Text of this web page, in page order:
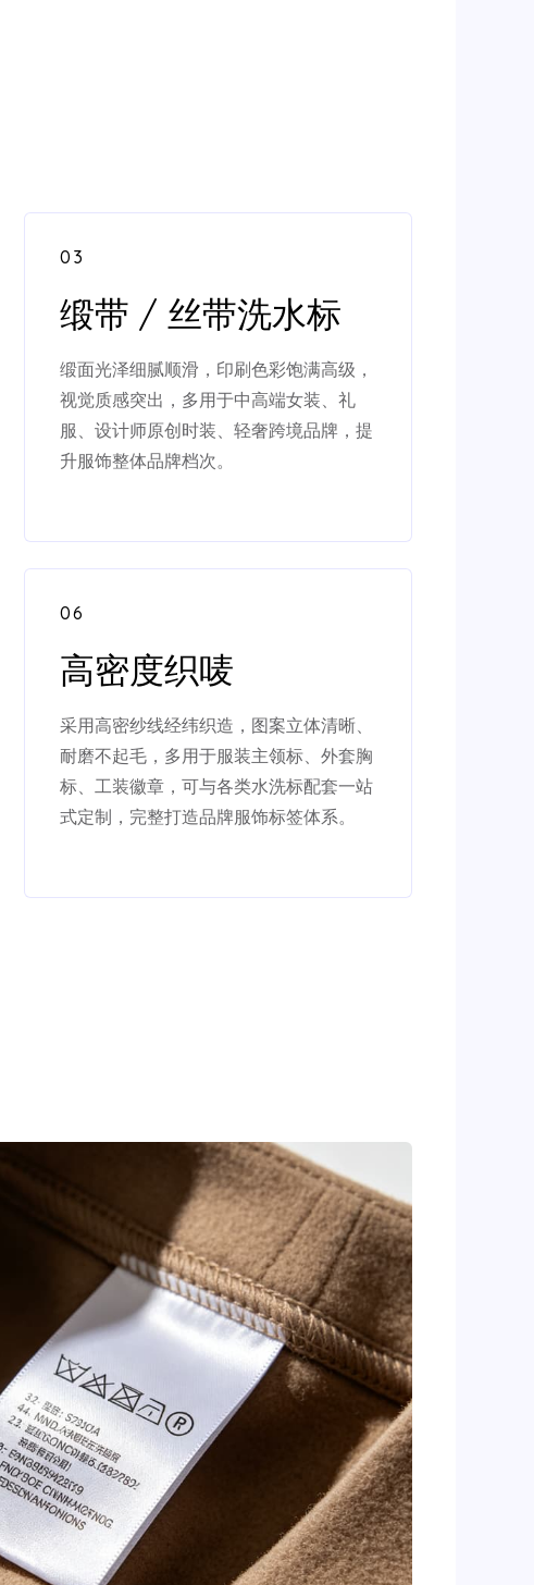
03
缎带 / 丝带洗水标
缎面光泽细腻顺滑，印刷色彩饱满高级，
视觉质感突出，多用于中高端女装、礼
服、设计师原创时装、轻奢跨境品牌，提
升服饰整体品牌档次。
06
高密度织唛
采用高密纱线经纬织造，图案立体清晰、
耐磨不起毛，多用于服装主领标、外套胸
标、工装徽章，可与各类水洗标配套一站
式定制，完整打造品牌服饰标签体系。